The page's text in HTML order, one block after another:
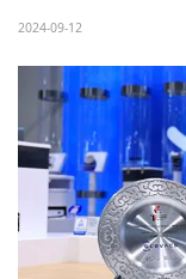
2024-09-12